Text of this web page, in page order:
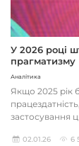
У 2026 році
прагматизму
Аналітика
Якщо 2025 рік
застосування
02.01.26 6